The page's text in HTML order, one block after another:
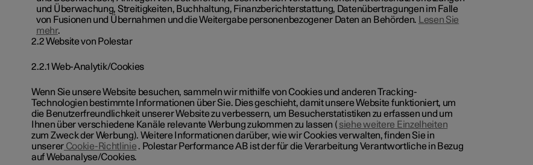
und Überwachung, Streitigkeiten, Buchhaltung, Finanzberichterstattung, Datenübertragungen im Falle
von Fusionen und Übernahmen und die Weitergabe personenbezogener Daten an Behörden. Lesen Sie
mehr.
2.2 Website von Polestar
2.2.1 Web-Analytik/Cookies
Wenn Sie unsere Website besuchen, sammeln wir mithilfe von Cookies und anderen Tracking-
Technologien bestimmte Informationen über Sie. Dies geschieht, damit unsere Website funktioniert, um
die Benutzerfreundlichkeit unserer Website zu verbessern, um Besucherstatistiken zu erfassen und um
Ihnen über verschiedene Kanäle relevante Werbung zukommen zu lassen ( siehe weitere Einzelheiten
zum Zweck der Werbung). Weitere Informationen darüber, wie wir Cookies verwalten, finden Sie in
unsererCookie-Richtlinie . Polestar Performance AB ist der für die Verarbeitung Verantwortliche in Bezug
auf Webanalyse/Cookies.